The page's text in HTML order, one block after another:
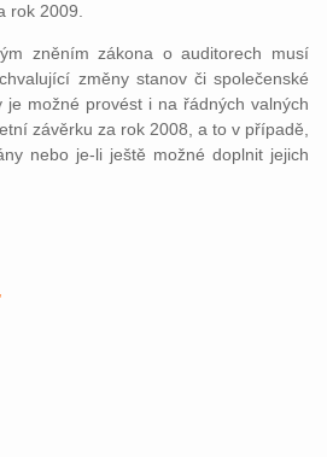
rok 2009.
zněním zákona o auditorech musí
změny stanov či společenské
je možné provést i na řádných valných
závěrku za rok 2008, a to v případě,
nebo je-li ještě možné doplnit jejich
950